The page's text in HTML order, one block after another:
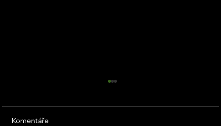
Komentáře